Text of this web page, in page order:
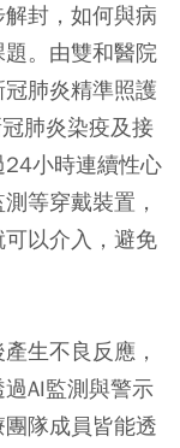
封，如何與病
。由雙和醫院
肺炎精準照護
肺炎染疫及接
小時連續性心
等穿戴裝置，
以介入，避免
生不良反應，
AI監測與警示
隊成員皆能透